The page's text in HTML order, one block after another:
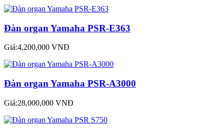
Đàn organ Yamaha PSR-E363
Giá:4,200,000 VNĐ
Đàn organ Yamaha PSR-A3000
Giá:28,000,000 VNĐ